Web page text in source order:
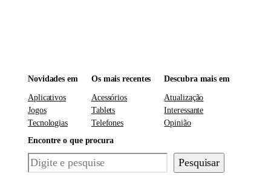
Novidades em
Aplicativos
Jogos
Tecnologias
Os mais recentes
Acessórios
Tablets
Telefones
Descubra mais em
Atualização
Interessante
Opinião
Encontre o que procura
Pesquisar Pesquisar